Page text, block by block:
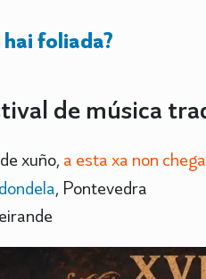
foliada?
de música
xuño, a esta xa non
, Pontevedra